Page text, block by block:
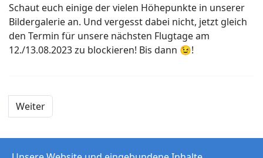
Schaut euch einige der vielen Höhepunkte in unserer
Bildergalerie an. Und vergesst dabei nicht, jetzt gleich
den Termin für unsere nächsten Flugtage am
12./13.08.2023 zu blockieren! Bis dann 😉!
Weiter